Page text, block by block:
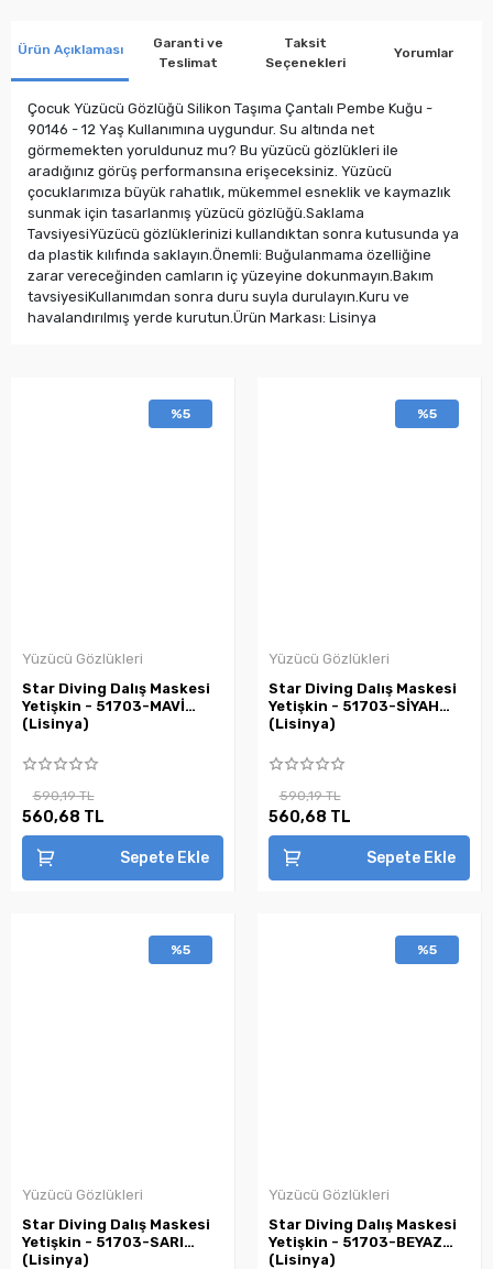
Ürün Açıklaması
Garanti ve
Teslimat
Taksit
Seçenekleri
Yorumlar
Çocuk Yüzücü Gözlüğü Silikon Taşıma Çantalı Pembe Kuğu -
90146 - 12 Yaş Kullanımına uygundur. Su altında net
görmemekten yoruldunuz mu? Bu yüzücü gözlükleri ile
aradığınız görüş performansına erişeceksiniz. Yüzücü
çocuklarımıza büyük rahatlık, mükemmel esneklik ve kaymazlık
sunmak için tasarlanmış yüzücü gözlüğü.Saklama
TavsiyesiYüzücü gözlüklerinizi kullandıktan sonra kutusunda ya
da plastik kılıfında saklayın.Önemli: Buğulanmama özelliğine
zarar vereceğinden camların iç yüzeyine dokunmayın.Bakım
tavsiyesiKullanımdan sonra duru suyla durulayın.Kuru ve
havalandırılmış yerde kurutun.Ürün Markası: Lisinya
%5
Yüzücü Gözlükleri
Star Diving Dalış Maskesi
Yetişkin - 51703-MAVİ
(Lisinya)
590,19 TL
560,68 TL
Sepete Ekle
%5
Yüzücü Gözlükleri
Star Diving Dalış Maskesi
Yetişkin - 51703-SİYAH
(Lisinya)
590,19 TL
560,68 TL
Sepete Ekle
%5
Yüzücü Gözlükleri
Star Diving Dalış Maskesi
Yetişkin - 51703-SARI
(Lisinya)
%5
Yüzücü Gözlükleri
Star Diving Dalış Maskesi
Yetişkin - 51703-BEYAZ
(Lisinya)